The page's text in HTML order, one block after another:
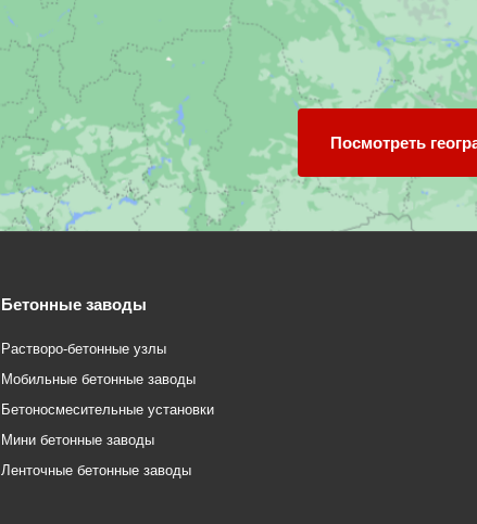
Посмотреть
Бетонные заводы
Растворо-бетонные узлы
Мобильные бетонные заводы
Бетоносмесительные установки
Мини бетонные заводы
Ленточные бетонные заводы